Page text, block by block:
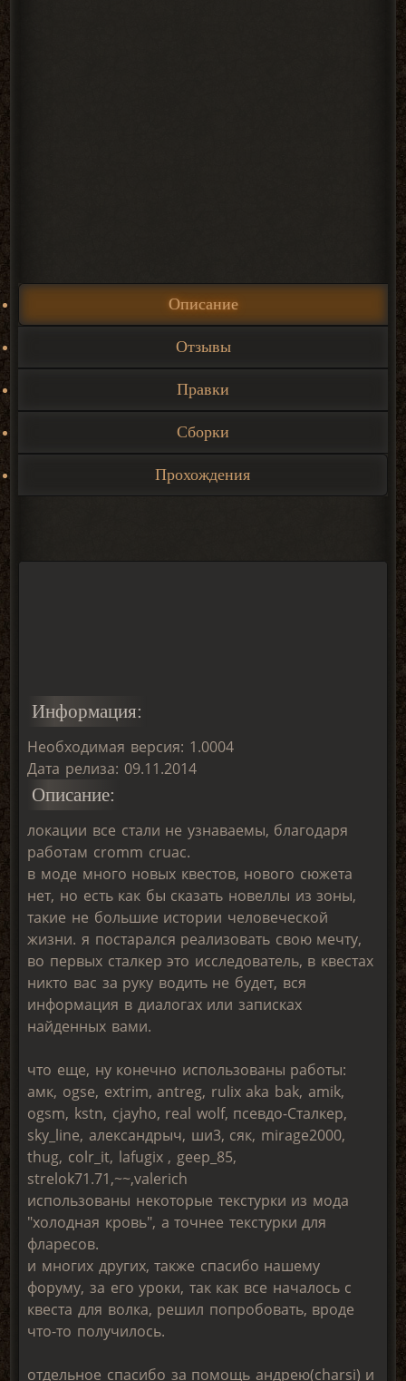
Описание
Отзывы
Правки
Сборки
Прохождения
Информация:
Необходимая версия: 1.0004
Дата релиза: 09.11.2014
Описание:
локации все стали не узнаваемы, благодаря
работам cromm cruac.
в моде много новых квестов, нового сюжета
нет, но есть как бы сказать новеллы из зоны,
такие не большие истории человеческой
жизни. я постарался реализовать свою мечту,
во первых сталкер это исследователь, в квестах
никто вас за руку водить не будет, вся
информация в диалогах или записках
найденных вами.
что еще, ну конечно использованы работы:
амк, ogse, extrim, antreg, rulix aka bak, amik,
ogsm, kstn, cjayho, real wolf, псевдо-Сталкер,
sky_line, александрыч, ши3, сяк, mirage2000,
thug, colr_it, lafugix , geep_85,
strelok71.71,~~,valerich
использованы некоторые текстурки из мода
"холодная кровь", а точнее текстурки для
фларесов.
и многих других, также спасибо нашему
форуму, за его уроки, так как все началось с
квеста для волка, решил попробовать, вроде
что-то получилось.
отдельное спасибо за помощь андрею(charsi) и